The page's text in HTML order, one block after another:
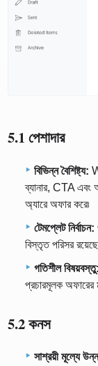
5.1 পেশাদার
বিভিন্ন বৈশিষ্ট্য:
ব্যানার, CTA এবং
অ্যারে অফার করে৷
টেমপ্লেট নির্বাচন:
বিস্তৃত পরিসর
গতিশীল বিষয়বস্তু:
প্রচারমূলক অফারের
5.2 কনস
সাশ্রয়ী মূল্যে